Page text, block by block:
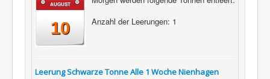
AUGUST
10
Anzahl der Leerungen: 1
Leerung Schwarze Tonne Alle 1 Woche Nienhagen